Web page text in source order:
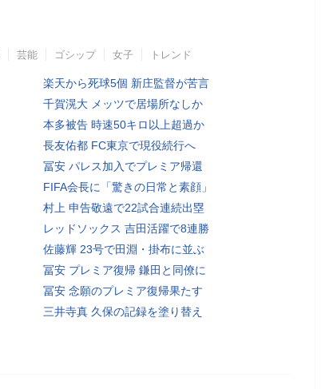
芸能 ゴシップ 女子 トレンド
楽天から死球5個 新庄監督が苦言
千賀滉大 メッツで居場所なしか
本多被告 時速50キロ以上超過か
長友佑都 FC東京で現役続行へ
冨安 パレス加入でプレミア帰還
FIFA会長に「驚きの日常と素顔」
村上 申告敬遠で22試合連続出塁
レッドソックス 吉田活躍で8連勝
佐藤輝 23号で田淵・掛布に並ぶ
冨安 プレミア復帰 鎌田と同僚に
冨安 念願のプレミア復帰果たす
三井寺真 久保の記録を塗り替え